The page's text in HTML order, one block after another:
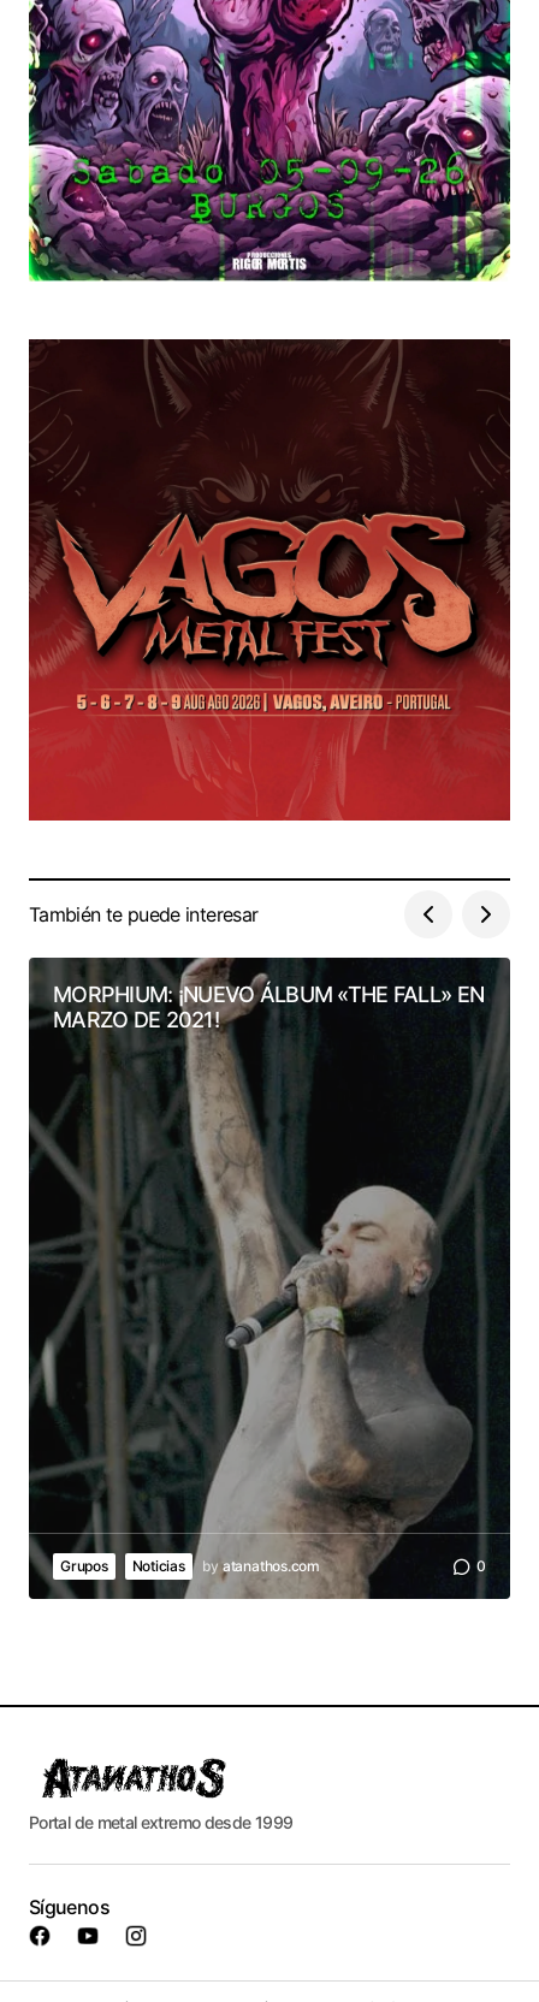
También te puede interesar
MORPHIUM: ¡NUEVO ÁLBUM «THE FALL» EN
MARZO DE 2021!
Grupos Noticias by atanathos.com 0
Portal de metal extremo desde 1999
Síguenos